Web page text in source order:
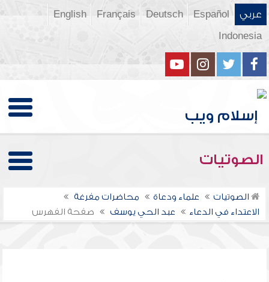
عربي Español
Deutsch
Français
English
Indonesia
الصوتيات
الصوتيات علماء ودعاة
محاضرات مفرغة
الاعتداء في الدعاء
عبد الحي يوسف صفحة الفهرس